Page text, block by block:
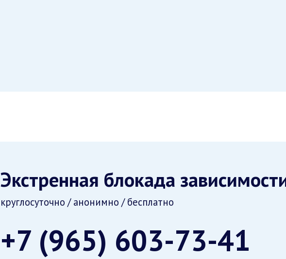
Экстренная блокада
круглосуточно / анонимно / бесплатно
+7 (965) 603-73-41